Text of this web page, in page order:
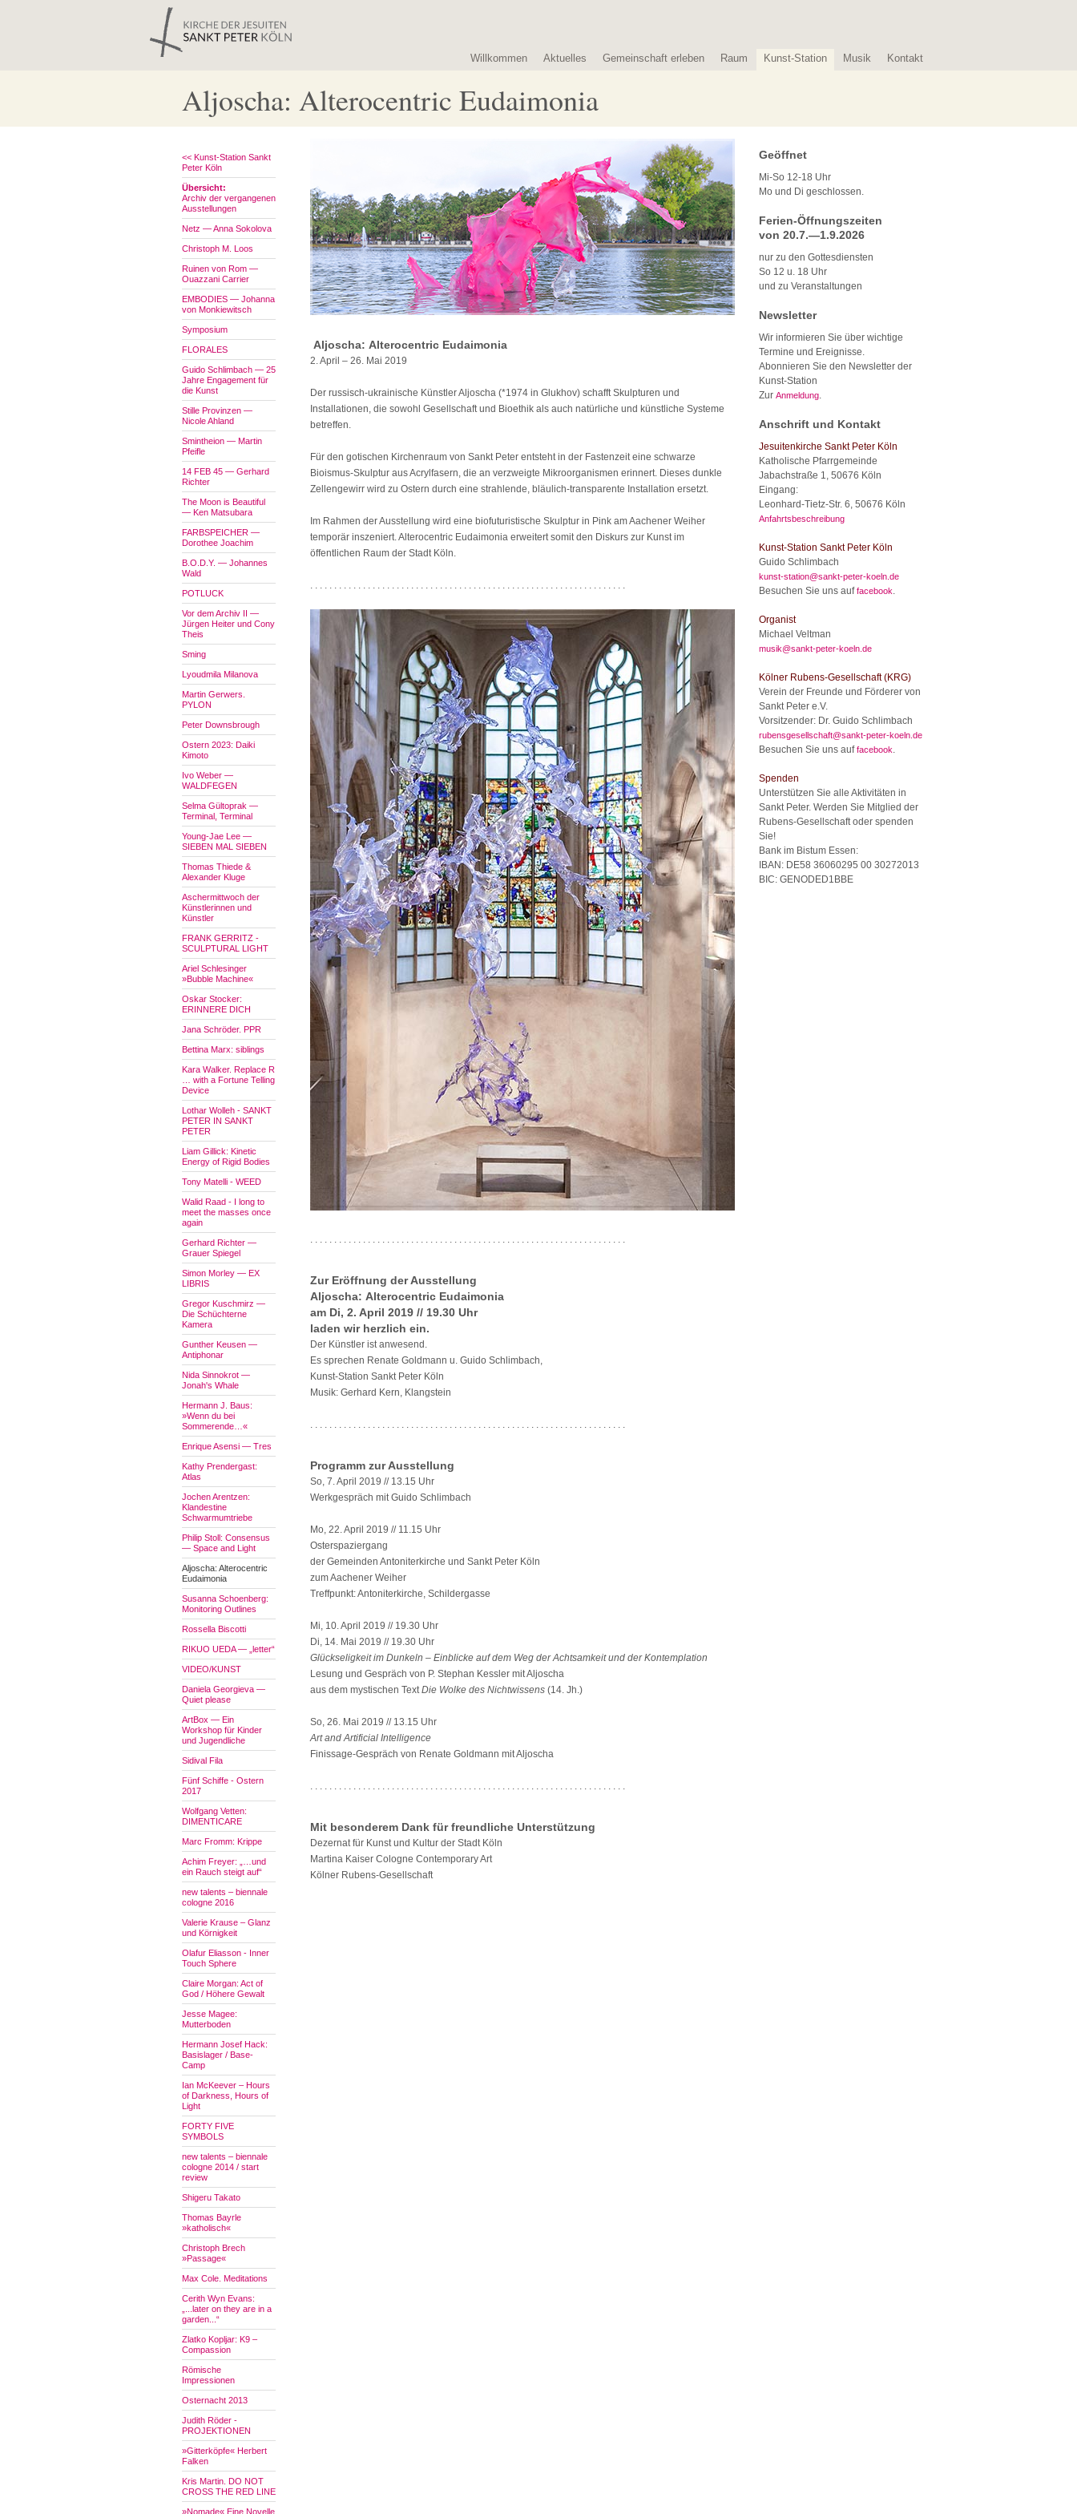
Willkommen Aktuelles Gemeinschaft erleben Raum Kunst-Station Musik Kontakt
Aljoscha: Alterocentric Eudaimonia
<< Kunst-Station Sankt
Peter Köln
Übersicht:
Archiv der vergangenen
Ausstellungen
Netz — Anna Sokolova
Christoph M. Loos
Ruinen von Rom —
Ouazzani Carrier
EMBODIES — Johanna
von Monkiewitsch
Symposium
FLORALES
Guido Schlimbach — 25
Jahre Engagement für
die Kunst
Stille Provinzen —
Nicole Ahland
Smintheion — Martin
Pfeifle
14 FEB 45 — Gerhard
Richter
The Moon is Beautiful
— Ken Matsubara
FARBSPEICHER —
Dorothee Joachim
B.O.D.Y. — Johannes
Wald
POTLUCK
Vor dem Archiv II —
Jürgen Heiter und Cony
Theis
Sming
Lyoudmila Milanova
Martin Gerwers.
PYLON
Peter Downsbrough
Ostern 2023: Daiki
Kimoto
Ivo Weber —
WALDFEGEN
Selma Gültoprak —
Terminal, Terminal
Young-Jae Lee —
SIEBEN MAL SIEBEN
Thomas Thiede &
Alexander Kluge
Aschermittwoch der
Künstlerinnen und
Künstler
FRANK GERRITZ -
SCULPTURAL LIGHT
Ariel Schlesinger
»Bubble Machine«
Oskar Stocker:
ERINNERE DICH
Jana Schröder. PPR
Bettina Marx: siblings
Kara Walker. Replace R
… with a Fortune Telling
Device
Lothar Wolleh - SANKT
PETER IN SANKT
PETER
Liam Gillick: Kinetic
Energy of Rigid Bodies
Tony Matelli - WEED
Walid Raad - I long to
meet the masses once
again
Gerhard Richter —
Grauer Spiegel
Simon Morley — EX
LIBRIS
Gregor Kuschmirz —
Die Schüchterne
Kamera
Gunther Keusen —
Antiphonar
Nida Sinnokrot —
Jonah's Whale
Hermann J. Baus:
»Wenn du bei
Sommerende…«
Enrique Asensi — Tres
Kathy Prendergast:
Atlas
Jochen Arentzen:
Klandestine
Schwarmumtriebe
Philip Stoll: Consensus
— Space and Light
Aljoscha: Alterocentric
Eudaimonia
Susanna Schoenberg:
Monitoring Outlines
Rossella Biscotti
RIKUO UEDA — „letter“
VIDEO/KUNST
Daniela Georgieva —
Quiet please
ArtBox — Ein
Workshop für Kinder
und Jugendliche
Sidival Fila
Fünf Schiffe - Ostern
2017
Wolfgang Vetten:
DIMENTICARE
Marc Fromm: Krippe
Achim Freyer: „…und
ein Rauch steigt auf“
new talents – biennale
cologne 2016
Valerie Krause – Glanz
und Körnigkeit
Olafur Eliasson - Inner
Touch Sphere
Claire Morgan: Act of
God / Höhere Gewalt
Jesse Magee:
Mutterboden
Hermann Josef Hack:
Basislager / Base-
Camp
Ian McKeever – Hours
of Darkness, Hours of
Light
FORTY FIVE
SYMBOLS
new talents – biennale
cologne 2014 / start
review
Shigeru Takato
Thomas Bayrle
»katholisch«
Christoph Brech
»Passage«
Max Cole. Meditations
Cerith Wyn Evans:
„...later on they are in a
garden...“
Zlatko Kopljar: K9 –
Compassion
Römische
Impressionen
Osternacht 2013
Judith Röder -
PROJEKTIONEN
»Gitterköpfe« Herbert
Falken
Kris Martin. DO NOT
CROSS THE RED LINE
»Nomade« Eine Novelle
Aljoscha: Alterocentric Eudaimonia
2. April – 26. Mai 2019
Der russisch-ukrainische Künstler Aljoscha (*1974 in Glukhov) schafft Skulpturen und
Installationen, die sowohl Gesellschaft und Bioethik als auch natürliche und künstliche Systeme
betreffen.
Für den gotischen Kirchenraum von Sankt Peter entsteht in der Fastenzeit eine schwarze
Bioismus-Skulptur aus Acrylfasern, die an verzweigte Mikroorganismen erinnert. Dieses dunkle
Zellengewirr wird zu Ostern durch eine strahlende, bläulich-transparente Installation ersetzt.
Im Rahmen der Ausstellung wird eine biofuturistische Skulptur in Pink am Aachener Weiher
temporär inszeniert. Alterocentric Eudaimonia erweitert somit den Diskurs zur Kunst im
öffentlichen Raum der Stadt Köln.
. . . . . . . . . . . . . . . . . . . . . . . . . . . . . . . . . . . . . . . . . . . . . . . . . . . . . . . . . . . . . . . . . .
. . . . . . . . . . . . . . . . . . . . . . . . . . . . . . . . . . . . . . . . . . . . . . . . . . . . . . . . . . . . . . . . . .
Zur Eröffnung der Ausstellung
Aljoscha: Alterocentric Eudaimonia
am Di, 2. April 2019 // 19.30 Uhr
laden wir herzlich ein.
Der Künstler ist anwesend.
Es sprechen Renate Goldmann u. Guido Schlimbach,
Kunst-Station Sankt Peter Köln
Musik: Gerhard Kern, Klangstein
. . . . . . . . . . . . . . . . . . . . . . . . . . . . . . . . . . . . . . . . . . . . . . . . . . . . . . . . . . . . . . . . . .
Programm zur Ausstellung
So, 7. April 2019 // 13.15 Uhr
Werkgespräch mit Guido Schlimbach
Mo, 22. April 2019 // 11.15 Uhr
Osterspaziergang
der Gemeinden Antoniterkirche und Sankt Peter Köln
zum Aachener Weiher
Treffpunkt: Antoniterkirche, Schildergasse
Mi, 10. April 2019 // 19.30 Uhr
Di, 14. Mai 2019 // 19.30 Uhr
Glückseligkeit im Dunkeln – Einblicke auf dem Weg der Achtsamkeit und der Kontemplation
Lesung und Gespräch von P. Stephan Kessler mit Aljoscha
aus dem mystischen TextDie Wolke des Nichtwissens (14. Jh.)
So, 26. Mai 2019 // 13.15 Uhr
Art and Artificial Intelligence
Finissage-Gespräch von Renate Goldmann mit Aljoscha
. . . . . . . . . . . . . . . . . . . . . . . . . . . . . . . . . . . . . . . . . . . . . . . . . . . . . . . . . . . . . . . . . .
Mit besonderem Dank für freundliche Unterstützung
Dezernat für Kunst und Kultur der Stadt Köln
Martina Kaiser Cologne Contemporary Art
Kölner Rubens-Gesellschaft
Geöffnet
Mi-So 12-18 Uhr
Mo und Di geschlossen.
Ferien-Öffnungszeiten
von 20.7.—1.9.2026
nur zu den Gottesdiensten
So 12 u. 18 Uhr
und zu Veranstaltungen
Newsletter
Wir informieren Sie über wichtige
Termine und Ereignisse.
Abonnieren Sie den Newsletter der
Kunst-Station
Zur Anmeldung.
Anschrift und Kontakt
Jesuitenkirche Sankt Peter Köln
Katholische Pfarrgemeinde
Jabachstraße 1, 50676 Köln
Eingang:
Leonhard-Tietz-Str. 6, 50676 Köln
Anfahrtsbeschreibung
Kunst-Station Sankt Peter Köln
Guido Schlimbach
kunst-station@sankt-peter-koeln.de
Besuchen Sie uns auffacebook.
Organist
Michael Veltman
musik@sankt-peter-koeln.de
Kölner Rubens-Gesellschaft (KRG)
Verein der Freunde und Förderer von
Sankt Peter e.V.
Vorsitzender: Dr. Guido Schlimbach
rubensgesellschaft@sankt-peter-koeln.de
Besuchen Sie uns auffacebook.
Spenden
Unterstützen Sie alle Aktivitäten in
Sankt Peter. Werden Sie Mitglied der
Rubens-Gesellschaft oder spenden
Sie!
Bank im Bistum Essen:
IBAN: DE58 36060295 00 30272013
BIC: GENODED1BBE